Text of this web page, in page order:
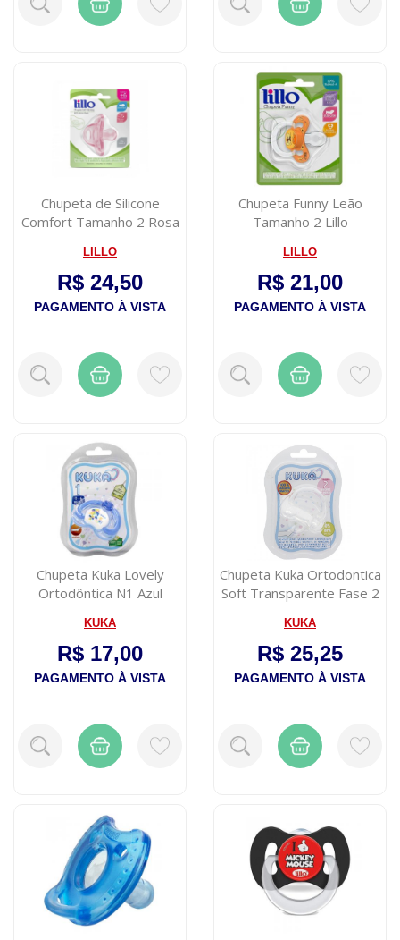
Chupeta de Silicone
Comfort Tamanho 2 Rosa
LILLO
R$ 24,50
PAGAMENTO À VISTA
Chupeta Funny Leão
Tamanho 2 Lillo
LILLO
R$ 21,00
PAGAMENTO À VISTA
Chupeta Kuka Lovely
Ortodôntica N1 Azul
KUKA
R$ 17,00
PAGAMENTO À VISTA
Chupeta Kuka Ortodontica
Soft Transparente Fase 2
KUKA
R$ 25,25
PAGAMENTO À VISTA